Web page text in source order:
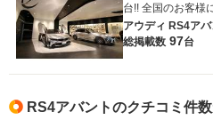
台!! 全国のお客様
アウディ RS4ア
総掲載数 97台
RS4アバントのクチコミ件